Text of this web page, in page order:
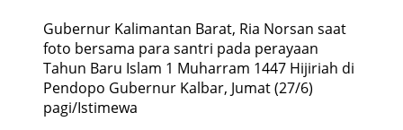
Gubernur Kalimantan Barat, Ria Norsan saat
foto bersama para santri pada perayaan
Tahun Baru Islam 1 Muharram 1447 Hijiriah di
Pendopo Gubernur Kalbar, Jumat (27/6)
pagi/Istimewa